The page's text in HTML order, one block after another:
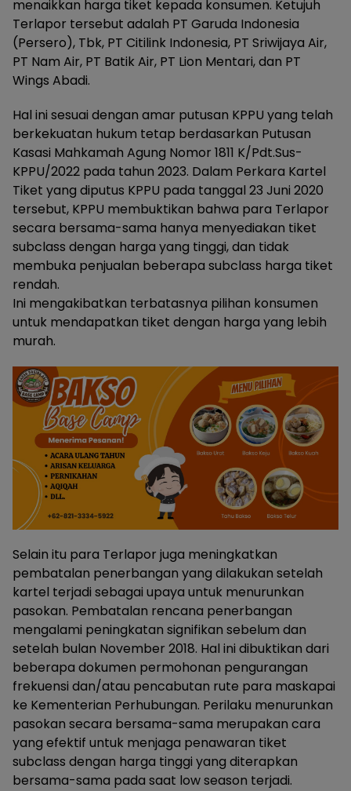
menaikkan harga tiket kepada konsumen. Ketujuh
Terlapor tersebut adalah PT Garuda Indonesia
(Persero), Tbk, PT Citilink Indonesia, PT Sriwijaya Air,
PT Nam Air, PT Batik Air, PT Lion Mentari, dan PT
Wings Abadi.
Hal ini sesuai dengan amar putusan KPPU yang telah
berkekuatan hukum tetap berdasarkan Putusan
Kasasi Mahkamah Agung Nomor 1811 K/Pdt.Sus-
KPPU/2022 pada tahun 2023. Dalam Perkara Kartel
Tiket yang diputus KPPU pada tanggal 23 Juni 2020
tersebut, KPPU membuktikan bahwa para Terlapor
secara bersama-sama hanya menyediakan tiket
subclass dengan harga yang tinggi, dan tidak
membuka penjualan beberapa subclass harga tiket
rendah.
Ini mengakibatkan terbatasnya pilihan konsumen
untuk mendapatkan tiket dengan harga yang lebih
murah.
Selain itu para Terlapor juga meningkatkan
pembatalan penerbangan yang dilakukan setelah
kartel terjadi sebagai upaya untuk menurunkan
pasokan. Pembatalan rencana penerbangan
mengalami peningkatan signifikan sebelum dan
setelah bulan November 2018. Hal ini dibuktikan dari
beberapa dokumen permohonan pengurangan
frekuensi dan/atau pencabutan rute para maskapai
ke Kementerian Perhubungan. Perilaku menurunkan
pasokan secara bersama-sama merupakan cara
yang efektif untuk menjaga penawaran tiket
subclass dengan harga tinggi yang diterapkan
bersama-sama pada saat low season terjadi.